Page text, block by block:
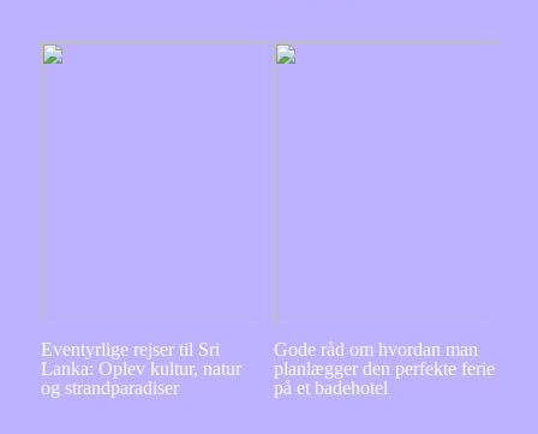
Eventyrlige rejser til Sri
Lanka: Oplev kultur, natur
og strandparadiser
Gode råd om hvordan man
planlægger den perfekte ferie
på et badehotel